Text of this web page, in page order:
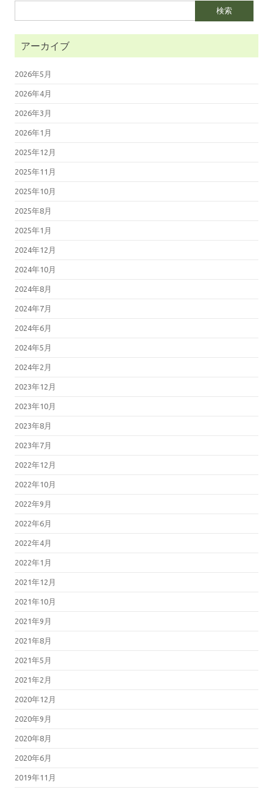
索:
アーカイブ
2026年5月
2026年4月
2026年3月
2026年1月
2025年12月
2025年11月
2025年10月
2025年8月
2025年1月
2024年12月
2024年10月
2024年8月
2024年7月
2024年6月
2024年5月
2024年2月
2023年12月
2023年10月
2023年8月
2023年7月
2022年12月
2022年10月
2022年9月
2022年6月
2022年4月
2022年1月
2021年12月
2021年10月
2021年9月
2021年8月
2021年5月
2021年2月
2020年12月
2020年9月
2020年8月
2020年6月
2019年11月